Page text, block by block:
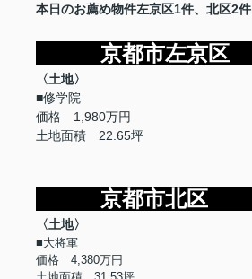
本日のお薦め物件左京区1件、北区2
京都市左京
〈土地〉
■修学院
価格 1,980万円
土地面積 22.65坪
京都市北
〈土地〉
■大将軍
価格 4,380万円